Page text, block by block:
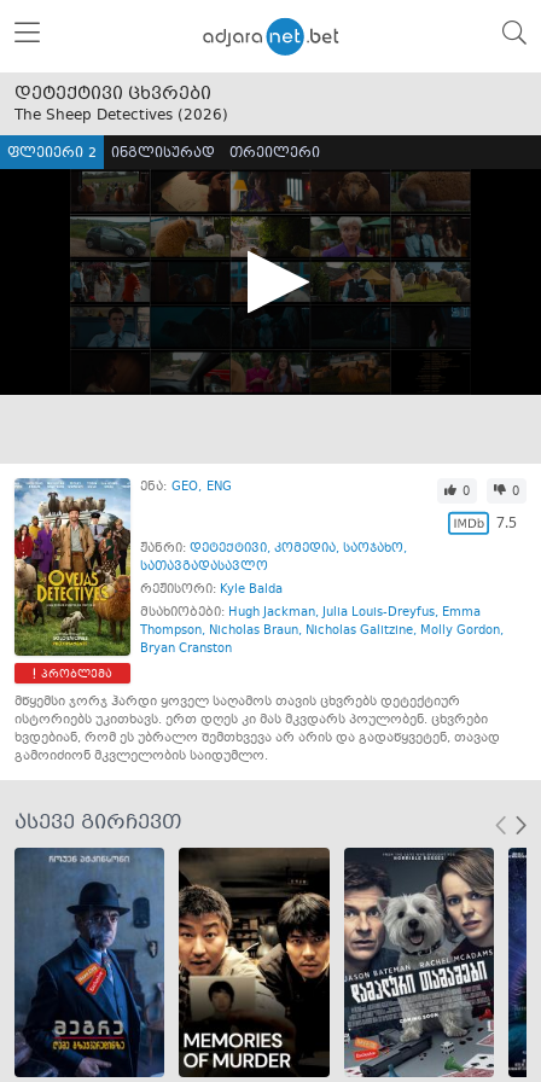
დეტექტივი ცხვრები
The Sheep Detectives (2026)
ფლეიერი 2 ინგლისურად თრეილერი
პრობლემა
ენა: GEO ENG 0 0
7.5
ჟანრი: დეტექტივი, კომედია, საოჯახო,
სათავგადასავლო
რეჟისორი: Kyle Balda
მსახიობები: Hugh Jackman,Julia Louis-Dreyfus, Emma
Thompson, Nicholas Braun, Nicholas Galitzine, Molly Gordon,
Bryan Cranston
მწყემსი ჯორჯ ჰარდი ყოველ საღამოს თავის ცხვრებს დეტექტიურ
ისტორიებს უკითხავს. ერთ დღეს კი მას მკვდარს პოულობენ. ცხვრები
ხვდებიან, რომ ეს უბრალო შემთხვევა არ არის და გადაწყვეტენ, თავად
გამოიძიონ მკვლელობის საიდუმლო.
ასევე გირჩევთ